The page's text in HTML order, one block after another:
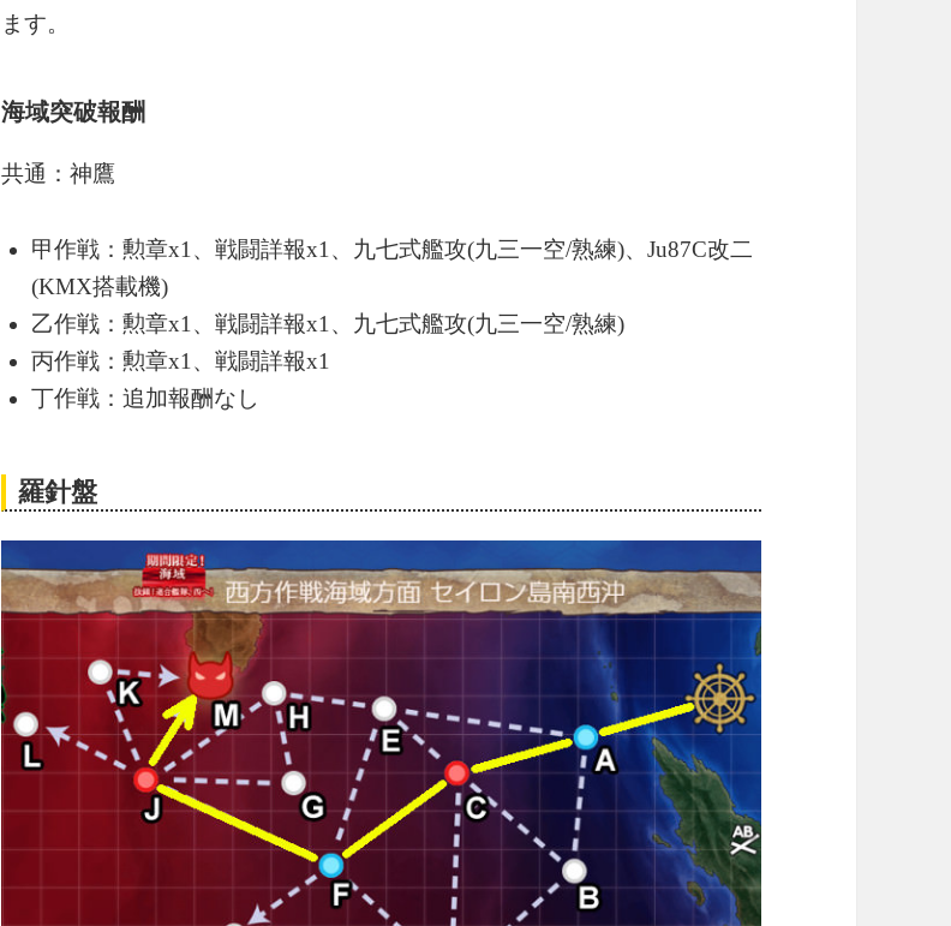
ます。
海域突破報酬
共通：神鷹
甲作戦：勲章x1、戦闘詳報x1、九七式艦攻(九三一空/熟練)、Ju87C改二
(KMX搭載機)
乙作戦：勲章x1、戦闘詳報x1、九七式艦攻(九三一空/熟練)
丙作戦：勲章x1、戦闘詳報x1
丁作戦：追加報酬なし
羅針盤